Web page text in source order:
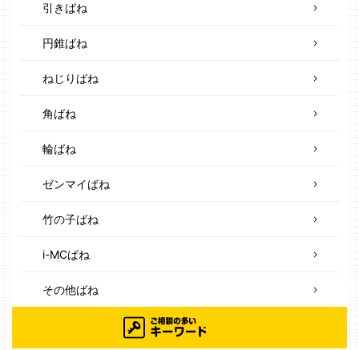
引きばね
円錐ばね
ねじりばね
角ばね
輪ばね
ゼンマイばね
竹の子ばね
i-MCばね
その他ばね